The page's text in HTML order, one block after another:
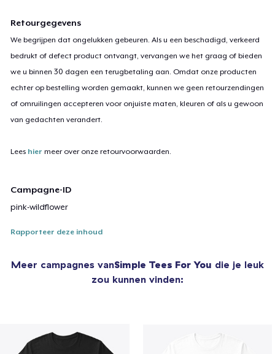
Retourgegevens
We begrijpen dat ongelukken gebeuren. Als u een beschadigd, verkeerd
bedrukt of defect product ontvangt, vervangen we het graag of bieden
we u binnen 30 dagen een terugbetaling aan. Omdat onze producten
echter op bestelling worden gemaakt, kunnen we geen retourzendingen
of omruilingen accepteren voor onjuiste maten, kleuren of als u gewoon
van gedachten verandert.
Lees hier meer over onze retourvoorwaarden.
Campagne-ID
pink-wildflower
Rapporteer deze inhoud
Meer campagnes vanSimple Tees For You die je leuk
zou kunnen vinden: